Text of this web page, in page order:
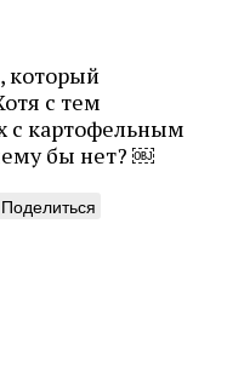
который
с тем
с картофельным
бы нет? ￼
Поделиться